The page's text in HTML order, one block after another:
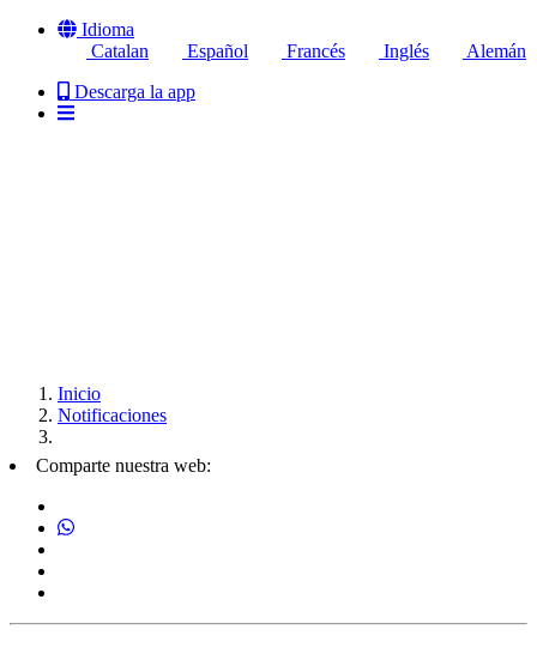
Idioma
Catalan
Español Francés Inglés
Alemán
Descarga la app
Inicio
Notificaciones
Comparte nuestra web: